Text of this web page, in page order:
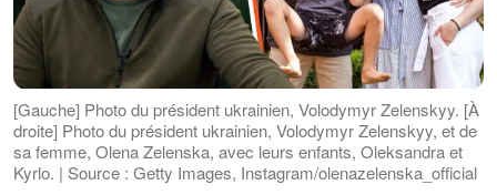
[Gauche] Photo du président ukrainien, Volodymyr Zelenskyy. [À
droite] Photo du président ukrainien, Volodymyr Zelenskyy, et de
sa femme, Olena Zelenska, avec leurs enfants, Oleksandra et
Kyrlo. | Source : Getty Images, Instagram/olenazelenska_official